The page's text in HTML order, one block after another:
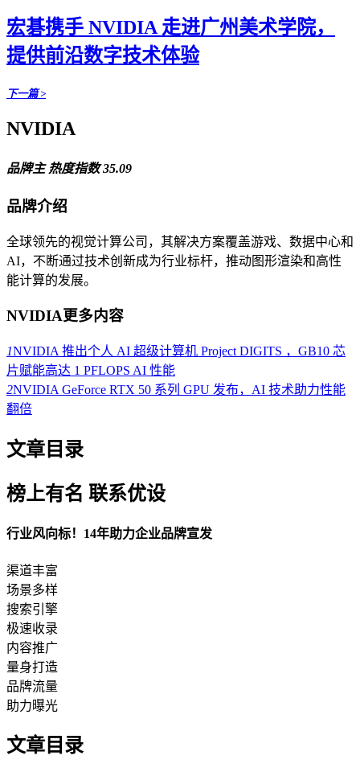
宏碁携手 NVIDIA 走进广州美术学院，
提供前沿数字技术体验
下一篇 >
NVIDIA
品牌主热度指数 35.09
品牌介绍
全球领先的视觉计算公司，其解决方案覆盖游戏、数据中心和
AI，不断通过技术创新成为行业标杆，推动图形渲染和高性
能计算的发展。
NVIDIA更多内容
1NVIDIA 推出个人 AI 超级计算机 Project DIGITS ，GB10 芯
片赋能高达 1 PFLOPS AI 性能
2NVIDIA GeForce RTX 50 系列 GPU 发布，AI 技术助力性能
翻倍
文章目录
榜上有名 联系优设
行业风向标！14年助力企业品牌宣发
渠道丰富
场景多样
搜索引擎
极速收录
内容推广
量身打造
品牌流量
助力曝光
文章目录